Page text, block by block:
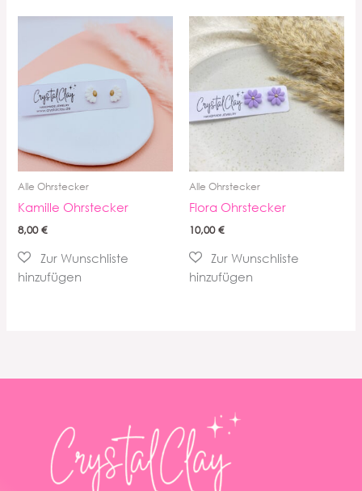
Alle Ohrstecker
Kamille Ohrstecker
8,00€
Alle Ohrstecker
Flora Ohrstecker
10,00€